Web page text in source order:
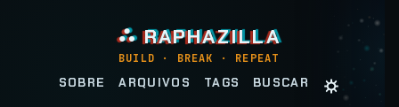
⛬ RAPHAZILLA
BUILD · BREAK · REPEAT
SOBRE ARQUIVOS TAGS BUSCAR ☼